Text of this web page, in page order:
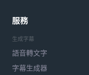
服務
生成字幕
語音轉文字
字幕生成器